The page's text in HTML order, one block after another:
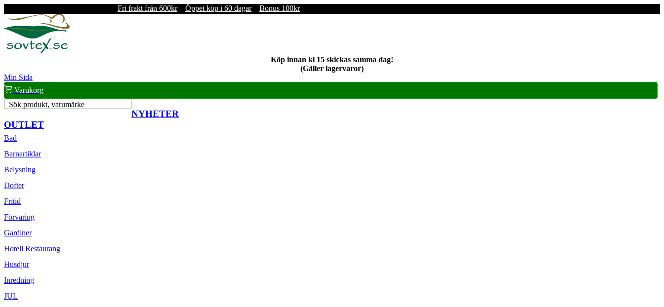
Fri frakt från 600kr Öppet köp i 60 dagar Bonus 100kr
Köp innan kl 15 skickas samma dag!
(Gäller lagervaror)
Min Sida
Varukorg
Sök produkt, varumärke
NYHETER
OUTLET
Bad
Barnartiklar
Belysning
Dofter
Fritid
Förvaring
Gardiner
Hotell Restaurang
Husdjur
Inredning
JUL